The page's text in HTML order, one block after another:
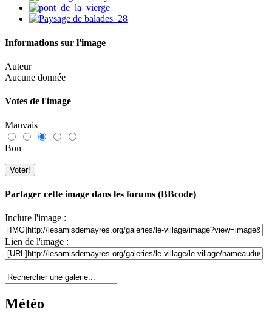
Informations sur l'image
Auteur
Aucune donnée
Votes de l'image
Mauvais
Bon
Partager cette image dans les forums (BBcode)
Inclure l'image :
Lien de l'image :
Météo